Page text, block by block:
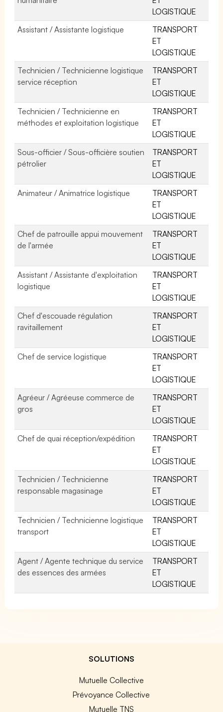
LOGISTIQUE
Assistant / Assistante logistique
TRANSPORT
ET
LOGISTIQUE
Technicien / Technicienne logistique
service réception
TRANSPORT
ET
LOGISTIQUE
Technicien / Technicienne en
méthodes et exploitation logistique
TRANSPORT
ET
LOGISTIQUE
Sous-officier / Sous-officière soutien
pétrolier
TRANSPORT
ET
LOGISTIQUE
Animateur / Animatrice logistique
TRANSPORT
ET
LOGISTIQUE
Chef de patrouille appui mouvement
de l'armée
TRANSPORT
ET
LOGISTIQUE
Assistant / Assistante d'exploitation
logistique
TRANSPORT
ET
LOGISTIQUE
Chef d'escouade régulation
ravitaillement
TRANSPORT
ET
LOGISTIQUE
Chef de service logistique
TRANSPORT
ET
LOGISTIQUE
Agréeur / Agréeuse commerce de
gros
TRANSPORT
ET
LOGISTIQUE
Chef de quai réception/expédition
TRANSPORT
ET
LOGISTIQUE
Technicien / Technicienne
responsable magasinage
TRANSPORT
ET
LOGISTIQUE
Technicien / Technicienne logistique
transport
TRANSPORT
ET
LOGISTIQUE
Agent / Agente technique du service
des essences des armées
TRANSPORT
ET
LOGISTIQUE
SOLUTIONS
Mutuelle Collective
Prévoyance Collective
Mutuelle TNS